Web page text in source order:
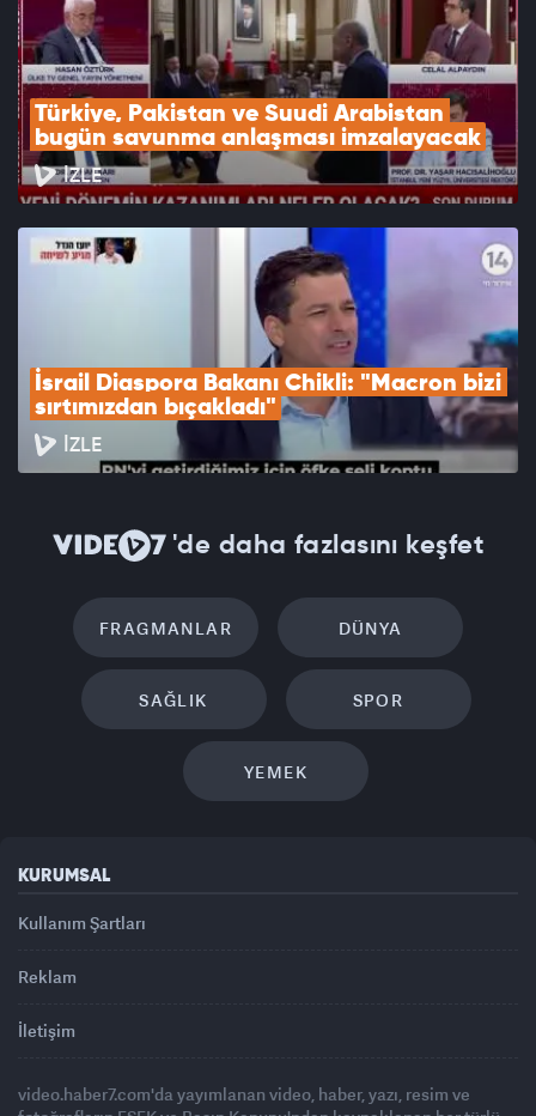
Türkiye, Pakistan ve Suudi Arabistan
bugün savunma anlaşması imzalayacak
İZLE
İsrail Diaspora Bakanı Chikli: "Macron bizi
sırtımızdan bıçakladı"
İZLE
'de daha fazlasını keşfet
FRAGMANLAR DÜNYA
SAĞLIK SPOR
YEMEK
KURUMSAL
Kullanım Şartları
Reklam
İletişim
video.haber7.com'da yayımlanan video, haber, yazı, resim ve